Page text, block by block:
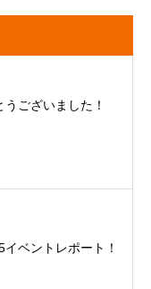
ございました！
ベントレポート！